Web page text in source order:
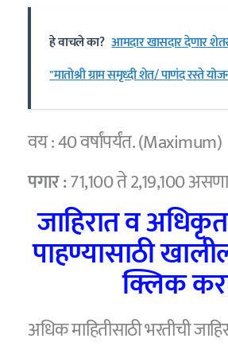
हे वाचले का? आमदार खासदार देणार
"मातोश्री ग्राम समृध्दी शेत/ पाणंद रस्ते
वय : 40 वर्षांपर्यंत. (Maximum)
पगार :71,100 ते 2,19,100
जाहिरात व
पाहण्यासाठी
क्लिक
अधिक माहितीसाठी भरतीची